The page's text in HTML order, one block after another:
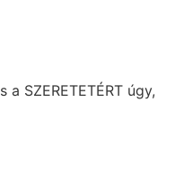
SZERETETÉRT úgy,